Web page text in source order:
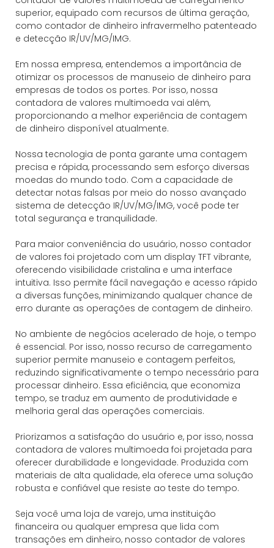
superior, equipado com recursos de última geração,
como contador de dinheiro infravermelho patenteado
e detecção IR/UV/MG/IMG.
Em nossa empresa, entendemos a importância de
otimizar os processos de manuseio de dinheiro para
empresas de todos os portes. Por isso, nossa
contadora de valores multimoeda vai além,
proporcionando a melhor experiência de contagem
de dinheiro disponível atualmente.
Nossa tecnologia de ponta garante uma contagem
precisa e rápida, processando sem esforço diversas
moedas do mundo todo. Com a capacidade de
detectar notas falsas por meio do nosso avançado
sistema de detecção IR/UV/MG/IMG, você pode ter
total segurança e tranquilidade.
Para maior conveniência do usuário, nosso contador
de valores foi projetado com um display TFT vibrante,
oferecendo visibilidade cristalina e uma interface
intuitiva. Isso permite fácil navegação e acesso rápido
a diversas funções, minimizando qualquer chance de
erro durante as operações de contagem de dinheiro.
No ambiente de negócios acelerado de hoje, o tempo
é essencial. Por isso, nosso recurso de carregamento
superior permite manuseio e contagem perfeitos,
reduzindo significativamente o tempo necessário para
processar dinheiro. Essa eficiência, que economiza
tempo, se traduz em aumento de produtividade e
melhoria geral das operações comerciais.
Priorizamos a satisfação do usuário e, por isso, nossa
contadora de valores multimoeda foi projetada para
oferecer durabilidade e longevidade. Produzida com
materiais de alta qualidade, ela oferece uma solução
robusta e confiável que resiste ao teste do tempo.
Seja você uma loja de varejo, uma instituição
financeira ou qualquer empresa que lida com
transações em dinheiro, nosso contador de valores